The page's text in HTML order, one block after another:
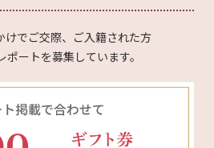
けでご交際、ご入籍された方
ートを募集しています。